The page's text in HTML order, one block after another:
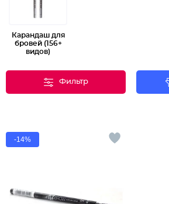
Карандаш для
бровей (156+
видов)
Фильтр
-14%